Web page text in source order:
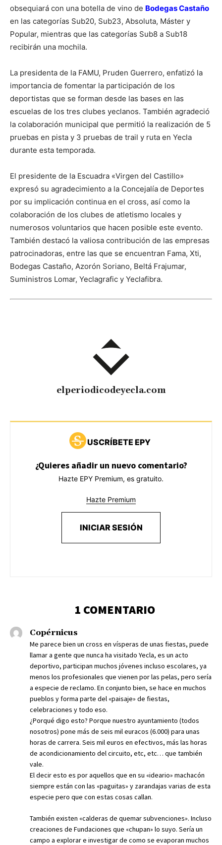
obsequiará con una botella de vino de Bodegas Castaño
en las categorías Sub20, Sub23, Absoluta, Máster y
Popular, mientras que las categorías Sub8 a Sub18
recibirán una mochila.
La presidenta de la FAMU, Pruden Guerrero, enfatizó la
importancia de fomentar la participación de los
deportistas que se forman desde las bases en las
escuelas de los tres clubes yeclanos. También agradeció
la colaboración municipal que permitió la realización de 5
pruebas en pista y 3 pruebas de trail y ruta en Yecla
durante esta temporada.
El presidente de la Escuadra «Virgen del Castillo»
expresó su agradecimiento a la Concejalía de Deportes
por su implicación continua en el cross, así como la
colaboración de los clubes de atletismo locales y
numerosos voluntarios que hacen posible este evento.
También destacó la valiosa contribución de las empresas
patrocinadoras, entre las que se encuentran Fama, Xti,
Bodegas Castaño, Azorón Soriano, Beltá Frajumar,
Suministros Lomar, Yeclagrafic y Yeclafibra.
elperiodicodeyecla.com
USCRÍBETE EPY
¿Quieres añadir un nuevo comentario?
Hazte EPY Premium, es gratuito.
Hazte Premium
INICIAR SESIÓN
1 COMENTARIO
Copérnicus
Me parece bien un cross en vísperas de unas fiestas, puede
llamar a gente que nunca ha visitado Yecla, es un acto
deportivo, participan muchos jóvenes incluso escolares, ya
menos los profesionales que vienen por las pelas, pero sería
a especie de reclamo. En conjunto bien, se hace en muchos
pueblos y forma parte del «paisaje» de fiestas,
celebraciones y todo eso.
¿Porqué digo esto? Porque nuestro ayuntamiento (todos
nosotros) pone más de seis mil euracos (6.000) para unas
horas de carrera. Seis mil euros en efectivos, más las horas
de acondicionamiento del circuito, etc, etc… que también
vale.
El decir esto es por aquellos que en su «ideario» machacón
siempre están con las «paguitas» y zarandajas varias de esta
especie pero que con estas cosas callan.
También existen «calderas de quemar subvenciones». Incluso
creaciones de Fundaciones que «chupan» lo suyo. Sería un
campo a explorar e investigar de como se evaporan muchos